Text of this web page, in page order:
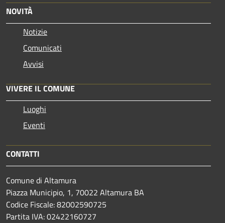
NOVITÀ
Notizie
Comunicati
Avvisi
VIVERE IL COMUNE
Luoghi
Eventi
CONTATTI
Comune di Altamura
Piazza Municipio, 1, 70022 Altamura BA
Codice Fiscale: 82002590725
Partita IVA: 02422160727